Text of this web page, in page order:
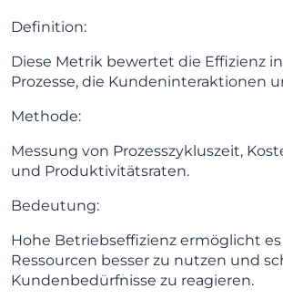
Definition:
Diese Metrik bewertet die Effizienz
Prozesse, die Kundeninteraktionen
Methode:
Messung von Prozesszykluszeit,
und Produktivitätsraten.
Bedeutung:
Hohe Betriebseffizienz ermöglicht
Ressourcen besser zu nutzen und
Kundenbedürfnisse zu reagieren.